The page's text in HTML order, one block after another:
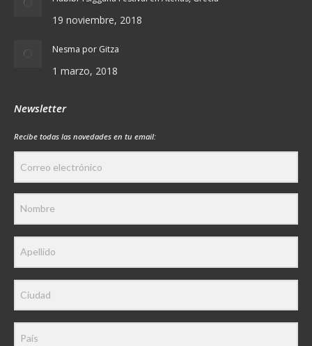
19 noviembre, 2018
Nesma por Gitza
1 marzo, 2018
Newsletter
Recibe todas las novedades en tu email: